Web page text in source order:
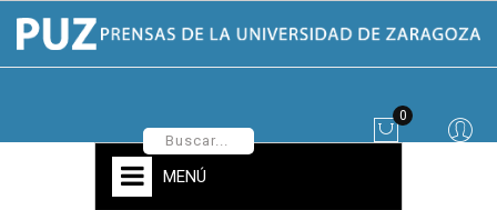
0
MENÚ